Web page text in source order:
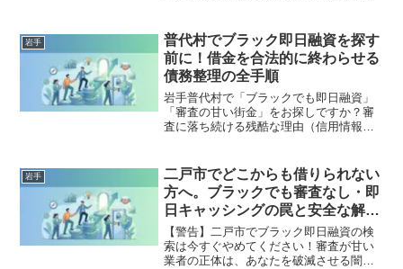
底解説。多重債務の地獄から抜け出し、
合法的に借金を減額・免除する「債務整
理」の正しい知識と、今すぐ督促を止め
る無料相談窓口をご案内します。
岩手
普代村でブラック即日融資を探す
前に！借金を合法的に終わらせる
債務整理の全手順
岩手普代村で「ブラックでも即日融資」
「審査の甘い街金」をお探しですか？審
査に落ち続ける残酷な理由（信用情報と
底解説。多重債務の地獄から抜け出し、
合法的に借金を減額・免除する「債務整
理」の正しい知識と、今すぐ督促を止め
る無料相談窓口をご案内します。
岩手
二戸市でどこからも借りられない
方へ。ブラックでも審査なし・即
日キャッシングの罠と安全な解決
策
【警告】二戸市でブラック即日融資の検
索は今すぐやめてください！審査が甘い
業者の正体は、あなたを破滅させる闇金